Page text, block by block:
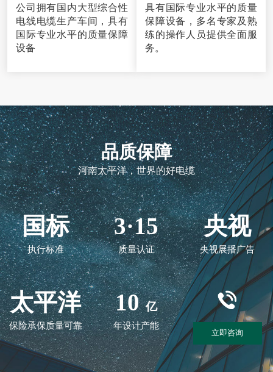
公司拥有国内大型综合性
电线电缆生产车间，具有
国际专业水平的质量保障
设备
具有国际专业水平的质量
保障设备，多名专家及熟
练的操作人员提供全面服
务。
品质保障
河南太平洋，世界的好电缆
国标
执行标准
3·15
质量认证
央视
央视展播广告
太平洋
保险承保质量可靠
10 亿
年设计产能
立即咨询